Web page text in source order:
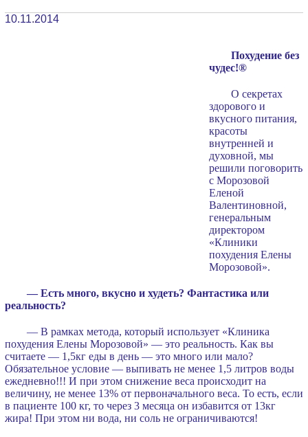
10.11.2014
Похудение без
чудес!®
О секретах
здорового и
вкусного питания,
красоты
внутренней и
духовной, мы
решили поговорить
с Морозовой
Еленой
Валентиновной,
генеральным
директором
«Клиники
похудения Елены
Морозовой».
— Есть много, вкусно и худеть? Фантастика или
реальность?
— В рамках метода, который использует «Клиника
похудения Елены Морозовой» — это реальность. Как вы
считаете — 1,5кг еды в день — это много или мало?
Обязательное условие — выпивать не менее 1,5 литров воды
ежедневно!!! И при этом снижение веса происходит на
величину, не менее 13% от первоначального веса. То есть, если
в пациенте 100 кг, то через 3 месяца он избавится от 13кг
жира! При этом ни вода, ни соль не ограничиваются!